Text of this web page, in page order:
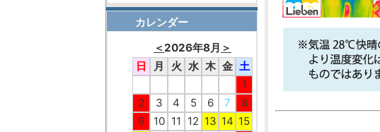
カレンダー
＜ 2026年8月 ＞
日
月 火 水 木 金 土
1
2
3 4 5 6 7
8
9
10 11 12 13 14 15